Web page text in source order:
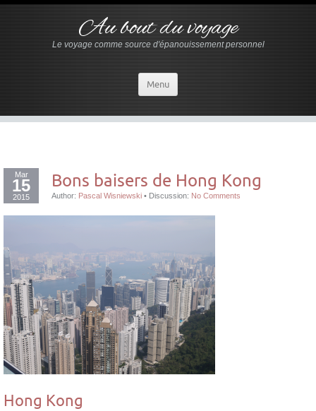
Au bout du voyage
Le voyage comme source d'épanouissement personnel
Menu
Mar
15
2015
Bons baisers de Hong Kong
Author: Pascal Wisniewski • Discussion: No Comments
Hong Kong